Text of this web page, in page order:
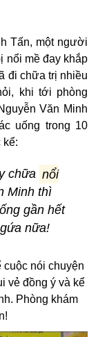
Tấn, một người
nổi mề đay khắp
đi chữa trị nhiều
khi tới phòng
Văn Minh
uống trong 10
kể:
chữa nổi
Minh thì
gần hết
nữa!
cuộc nói chuyện
vẻ đồng ý và kể
Phòng khám